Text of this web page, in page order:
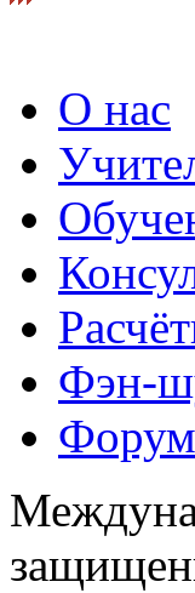
О нас
Фэн-
Форум